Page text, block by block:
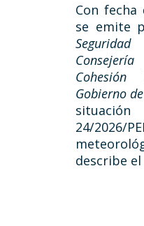
Con fecha
se emite
Gobierno
24/2026/
describe